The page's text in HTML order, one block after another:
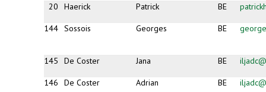
20 Haerick Patrick BE
144 Sossois Georges BE
145 De Coster Jana BE
146 De Coster Adrian BE